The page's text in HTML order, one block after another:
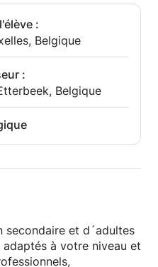
:
Belgique
:
Belgique
secondaire et d´adultes
à votre niveau et